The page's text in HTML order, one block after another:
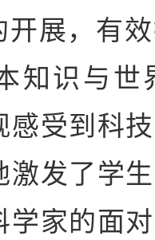
开展，有
知识与世
感受到科
激发了学
学家的面